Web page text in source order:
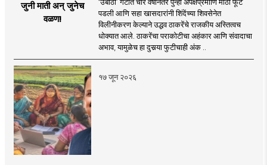
जुनी माती अन् जुनेच
वळण!
पडली आणि सहा खासदारांनी शिंदेंच्या शिवसेनेत
विलीनीकरण केल्याने उद्धव ठाकरेंचे राजकीय अस्तित्वच
धोक्यात आले. ठाकरेंचा पराकोटीचा अहंकार आणि संवादाचा
अभाव, यामुळेच हा दुसर्‍या फुटीचाही अंक ..
१७ जून २०२६